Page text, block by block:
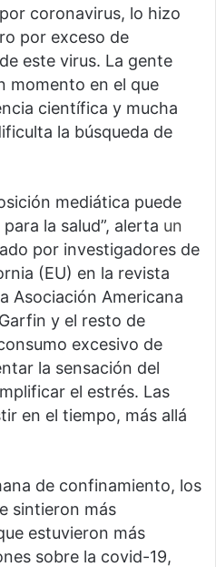
coronavirus, lo hizo
por exceso de
este virus. La gente
momento en el que
científica y mucha
la búsqueda de
mediática puede
la salud”, alerta un
por investigadores de
(EU) en la revista
Asociación Americana
y el resto de
excesivo de
la sensación del
el estrés. Las
en el tiempo, más allá
de confinamiento, los
sintieron más
estuvieron más
sobre la covid-19,